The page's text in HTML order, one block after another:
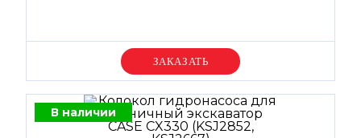
Уточняйте цену
В наличии